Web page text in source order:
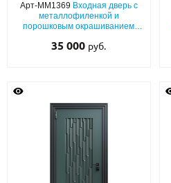
Арт-ММ1369 Входная дверь с
металлофиленкой и
порошковым окрашиванием
35 000 руб.